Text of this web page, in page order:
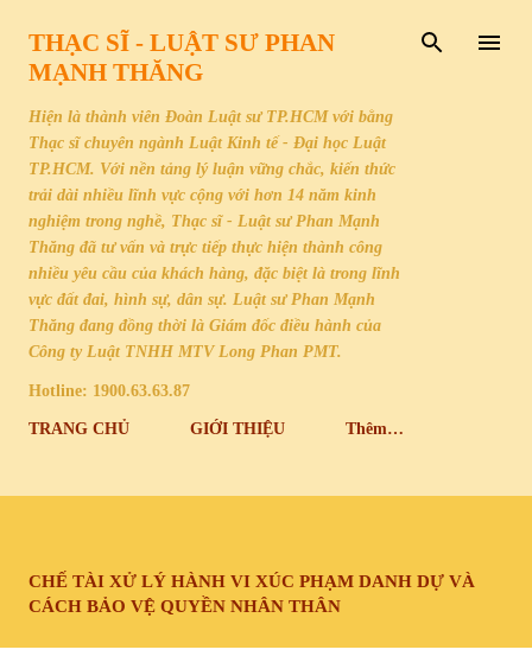
THẠC SĨ - LUẬT SƯ PHAN
MẠNH THĂNG
Hiện là thành viên Đoàn Luật sư TP.HCM với bằng
Thạc sĩ chuyên ngành Luật Kinh tế - Đại học Luật
TP.HCM. Với nền tảng lý luận vững chắc, kiến thức
trải dài nhiều lĩnh vực cộng với hơn 14 năm kinh
nghiệm trong nghề, Thạc sĩ - Luật sư Phan Mạnh
Thăng đã tư vấn và trực tiếp thực hiện thành công
nhiều yêu cầu của khách hàng, đặc biệt là trong lĩnh
vực đất đai, hình sự, dân sự. Luật sư Phan Mạnh
Thăng đang đồng thời là Giám đốc điều hành của
Công ty Luật TNHH MTV Long Phan PMT.
Hotline: 1900.63.63.87
TRANG CHỦ GIỚI THIỆU Thêm…
CHẾ TÀI XỬ LÝ HÀNH VI XÚC PHẠM DANH DỰ VÀ
CÁCH BẢO VỆ QUYỀN NHÂN THÂN